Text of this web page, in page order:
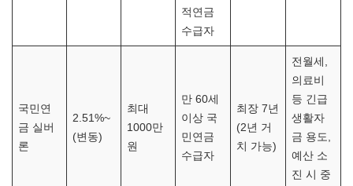
적연금
수급자
국민연
금 실버
론
2.51%~
(변동)
최대
1000만
원
만 60세
이상 국
민연금
수급자
최장 7년
(2년 거
치 가능)
전월세,
의료비
등 긴급
생활자
금 용도,
예산 소
진 시 중